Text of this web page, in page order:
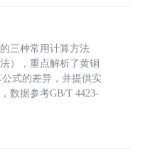
三种常用计算方法
），重点解析了黄铜
公式的差异，并提供实
数据参考GB/T 4423-